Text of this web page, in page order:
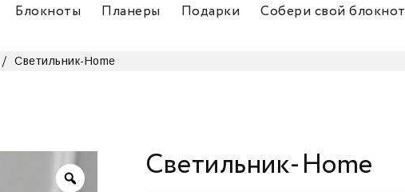
Блокноты Планеры Подарки Собери свой блокнот
/ Светильник-Home
Светильник-Home